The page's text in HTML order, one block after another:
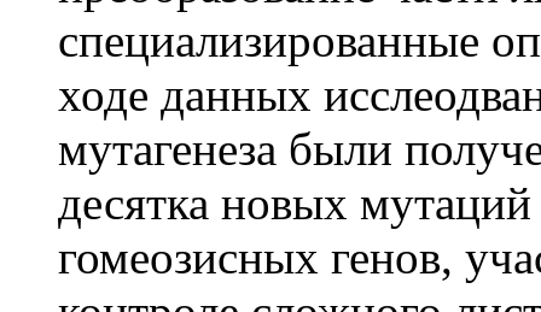
специализированные
ходе данных
мутагенеза были
десятка новых
гомеозисных генов,